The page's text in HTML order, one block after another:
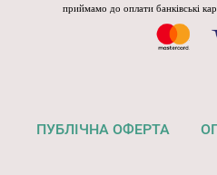
приймамо до оплати банківські
ПУБЛІЧНА ОФЕРТА